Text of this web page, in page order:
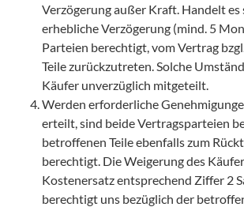
Verzögerung außer Kraft. Handelt es
erhebliche Verzögerung (mind. 5
Parteien berechtigt, vom Vertrag
Teile zurückzutreten. Solche
Käufer unverzüglich mitgeteilt.
Werden erforderliche
erteilt, sind beide Vertragsparteien
betroffenen Teile ebenfalls zum
berechtigt. Die Weigerung des
Kostenersatz entsprechend Ziffer 2
berechtigt uns bezüglich der